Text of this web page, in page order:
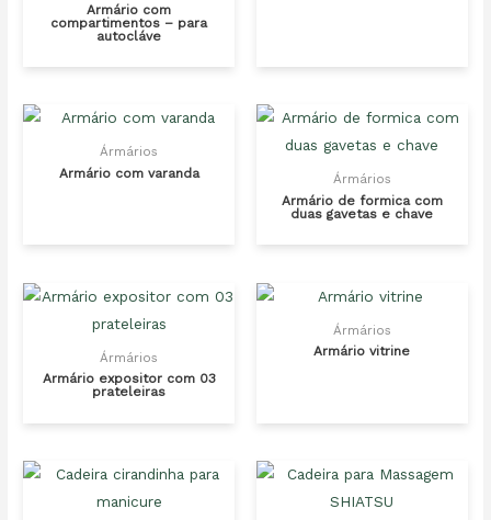
Armário com
compartimentos – para
autocláve
Ármários
Armário com varanda
Ármários
Armário de formica com
duas gavetas e chave
Ármários
Armário expositor com 03
prateleiras
Ármários
Armário vitrine